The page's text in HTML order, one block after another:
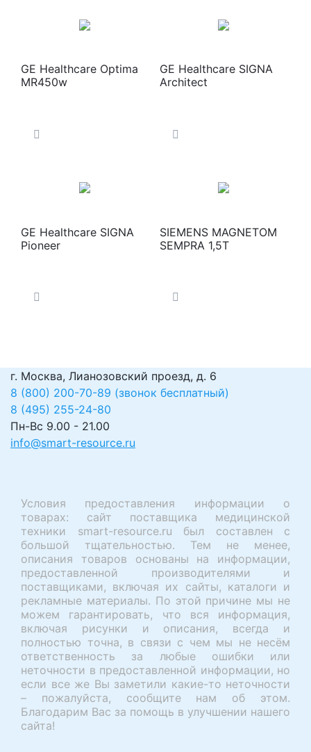
GE Healthcare Optima
MR450w
GE Healthcare SIGNA
Architect
GE Healthcare SIGNA
Pioneer
SIEMENS MAGNETOM
SEMPRA 1,5T
г. Москва, Лианозовский проезд, д. 6
8 (800) 200-70-89 (звонок бесплатный)
8 (495) 255-24-80
Пн-Вс 9.00 - 21.00
info@smart-resource.ru
Условия предоставления информации о
товарах: сайт поставщика медицинской
техники smart-resource.ru был составлен с
большой тщательностью. Тем не менее,
описания товаров основаны на информации,
предоставленной производителями и
поставщиками, включая их сайты, каталоги и
рекламные материалы. По этой причине мы не
можем гарантировать, что вся информация,
включая рисунки и описания, всегда и
полностью точна, в связи с чем мы не несём
ответственность за любые ошибки или
неточности в предоставленной информации, но
если все же Вы заметили какие-то неточности
– пожалуйста, сообщите нам об этом.
Благодарим Вас за помощь в улучшении нашего
сайта!